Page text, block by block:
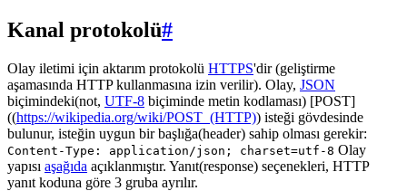
Kanal protokolü#
Olay iletimi için aktarım protokolü HTTPS'dir (geliştirme
aşamasında HTTP kullanmasına izin verilir). Olay, JSON
biçimindeki(not, UTF-8 biçiminde metin kodlaması) [POST]
((https://wikipedia.org/wiki/POST_(HTTP)) isteği gövdesinde
bulunur, isteğin uygun bir başlığa(header) sahip olması gerekir:
Content-Type: application/json; charset=utf-8 Olay
yapısı aşağıda açıklanmıştır. Yanıt(response) seçenekleri, HTTP
yanıt koduna göre 3 gruba ayrılır.